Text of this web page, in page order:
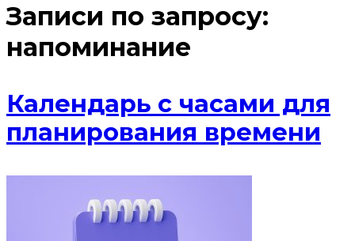
Записи по запросу:
напоминание
Календарь с часами для
планирования времени